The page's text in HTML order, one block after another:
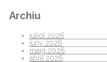
Archiu
juliol 2026
juny 2026
maig 2026
abril 2026